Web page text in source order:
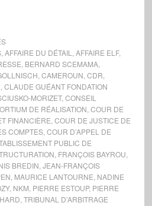
, AFFAIRE DU DÉTAIL AFFAIRE ELF,
BERNARD SCEMAMA,
CAMEROUN CDR
CLAUDE GUÉANT FONDATION
MORIZET, CONSEIL
DE RÉALISATION COUR DE
FINANCIÈRE COUR DE JUSTICE DE
COMPTES, COUR D’APPEL DE
PUBLIC DE
FRANÇOIS BAYROU
BREDIN JEAN-FRANÇOIS
MAURICE LANTOURNE NADINE
, NKM PIERRE ESTOUP, PIERRE
TRIBUNAL D’ARBITRAGE